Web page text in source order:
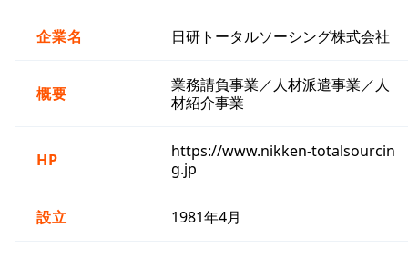
企業名 日研トータルソーシング株式会社
概要
業務請負事業／人材派遣事業／人
材紹介事業
HP
https://www.nikken-totalsourcin
g.jp
設立 1981年4月